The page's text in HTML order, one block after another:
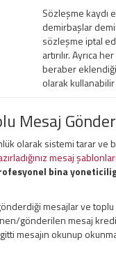
Sözleşme kaydı
demirbaşlar
sözleşme iptal
artırılır. Ayrıca
beraber
olarak
Mesaj
olarak sistemi tarar ve
mesaj
bina
mesajlar ve toplu
gönderilen mesaj
mesajın okunup